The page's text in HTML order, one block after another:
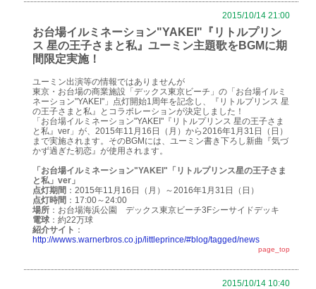
2015/10/14 21:00
お台場イルミネーション"YAKEI"『リトルプリン
ス 星の王子さまと私』ユーミン主題歌をBGMに期
間限定実施！
ユーミン出演等の情報ではありませんが
東京・お台場の商業施設「デックス東京ビーチ」の「お台場イルミ
ネーション"YAKEI"」点灯開始1周年を記念し、『リトルプリンス 星
の王子さまと私』とコラボレーションが決定しました！
「お台場イルミネーション"YAKEI"『リトルプリンス 星の王子さま
と私』ver」が、2015年11月16日（月）から2016年1月31日（日）
まで実施されます。そのBGMには、ユーミン書き下ろし新曲『気づ
かず過ぎた初恋』が使用されます。
「お台場イルミネーション"YAKEI"「リトルプリンス星の王子さま
と私」ver」
点灯期間 ：2015年11月16日（月）～2016年1月31日（日）
点灯時間 ：17:00～24:00
場所：お台場海浜公園 デックス東京ビーチ3Fシーサイドデッキ
電球：約22万球
紹介サイト ：
http://wwws.warnerbros.co.jp/littleprince/#blog/tagged/news
page_top
2015/10/14 10:40